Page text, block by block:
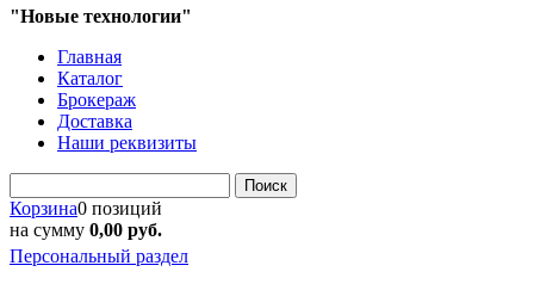
"Новые технологии"
Главная
Каталог
Брокераж
Доставка
Наши реквизиты
Поиск
Корзина0 позиций
на сумму 0,00 руб.
Персональный раздел